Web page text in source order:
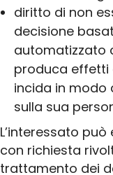
diritto di non
decisione
automatizzato
produca effetti
incida in modo
sulla sua
L’interessato
con richiesta
trattamento dei